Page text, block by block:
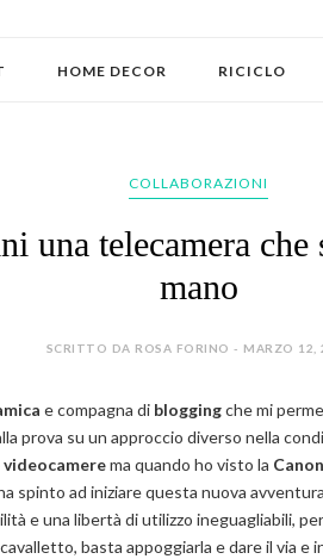
HOME DECOR RICICLO
COLLABORAZIONI
una telecamera
mano
SCRITTO DA ROSA FORINO - MARZO 12,
e compagna di bloggingche mi
prova su un approccio diverso nella
videocamerema quando ho visto la
spinto ad iniziare questa nuova
e una libertà di utilizzo ineguagliabili,
basta appoggiarla e dare il via